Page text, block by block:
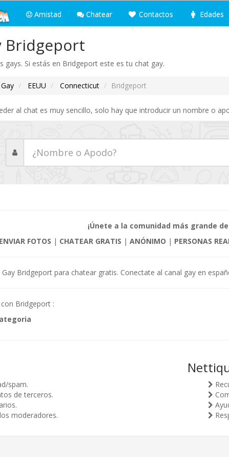
Amistad Chatear Contactos Edades
Bridgeport
gays. Si estás en Bridgeport este es tu chat gay.
Gay EEUU Connecticut Bridgeport
al chat es muy sencillo, solo hay que introducir un nombre o
¡Únete a la comunidad más grande
ENVIAR FOTOS | CHATEAR GRATIS | ANÓNIMO | PERSONAS
Gay Bridgeport para chatear gratis. Conectate al canal gay en
Bridgeport :
spam.
de terceros.
moderadores.